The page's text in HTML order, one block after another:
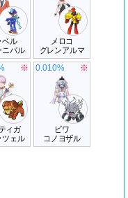
ベル
ニバル
メロコ
グレンアルマ
ィガ
ツェル
※
ビワ
コノヨザル
0.010% ※